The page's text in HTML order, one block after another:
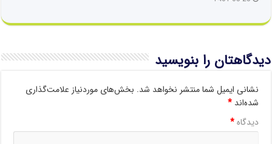
دیدگاهتان را بنویسید
نشانی ایمیل شما منتشر نخواهد شد. بخش‌های موردنیاز علامت‌گذاری
شده‌اند*
دیدگاه*